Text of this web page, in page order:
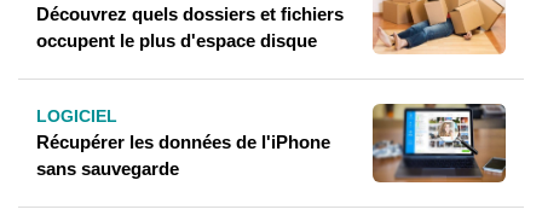
Découvrez quels dossiers et fichiers
occupent le plus d'espace disque
LOGICIEL
Récupérer les données de l'iPhone
sans sauvegarde